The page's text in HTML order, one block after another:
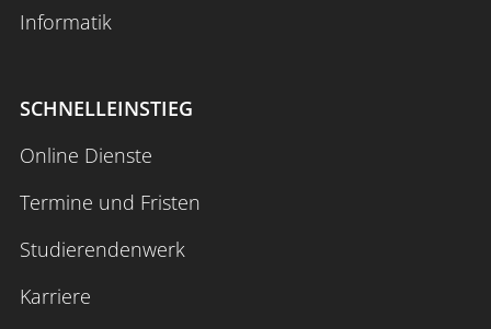
Informatik
SCHNELLEINSTIEG
Online Dienste
Termine und Fristen
Studierendenwerk
Karriere